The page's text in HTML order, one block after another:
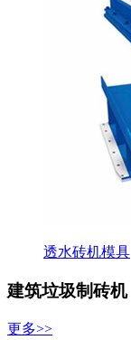
透水砖机模具
建筑垃圾制砖机
更多>>